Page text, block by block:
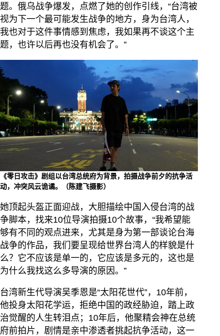
题。俄乌战争爆发，点燃了她的创作引线，“台湾被
视为下一个最可能发生战争的地方，身为台湾人，
我也对于这件事情感到焦虑，我如果再不谈这个主
题，也许以后再也没有机会了。”
《零日攻击》剧组以台湾总统府为背景，拍摄战争前夕的抗争活
动，冲突风云诡谲。（陈建飞摄影）
她顶起头盔正面迎战，大胆描绘中国入侵台湾的战
争脚本，找来10位导演拍摄10个故事，“我希望能
够有不同的观点进来，尤其是身为第一部谈论台海
战争的作品，我们要呈现给世界台湾人的样貌是什
么？它不应该是单一的，它应该是多元的，这也是
为什么我找这么多导演的原因。”
台湾新生代导演吴季恩是“太阳花世代”，10年前，
他投身太阳花学运，拒绝中国的政经胁迫，踏上政
治觉醒的人生转泪点；10年后，他聚精会神在总统
府前拍片，剧情是亲中渗透者挑起抗争活动，这一